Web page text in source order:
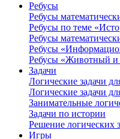
Ребусы
Ребусы
Ребусы по теме
Ребусы
Ребусы
Ребусы «Животный и
Задачи
Логические задачи
Логические задачи
Занимательные
Задачи по истории
Решение логических
Игры